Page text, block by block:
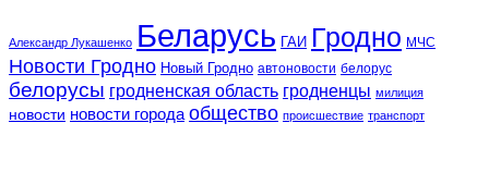
Александр Лукашенко Беларусь ГАИ Гродно МЧС
Новости Гродно Новый Гродно автоновости белорус
белорусы гродненская область гродненцы милиция
новости новости города общество происшествие транспорт